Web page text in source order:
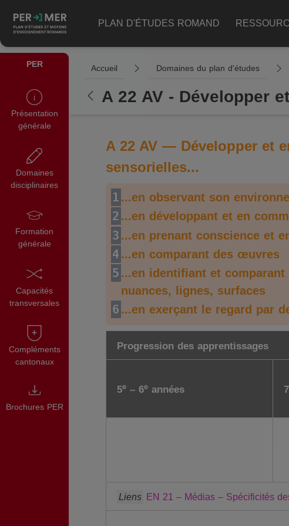
PLAN D'ÉTUDES ROMAND
PER
Présentation
générale
Domaines
disciplinaires
Formation
générale
Capacités
transversales
Compléments
cantonaux
Brochures PER
Accueil Domaines du plan d'études
A 22 AV - Développer
A 22 AV — Développer et
sensorielles...
1 ...en observant son
2 ...en développant et en
3 ...en prenant conscience et
4 ...en comparant des œuvres
5 ...en identifiant et
nuances, lignes, surfaces
6 ...en exerçant le regard par
Progression des apprentissages
5e – 6e années 7
Liens EN 21 – Médias – Spécificités